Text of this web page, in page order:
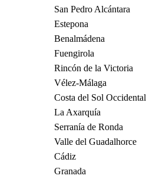
San Pedro Alcántara
Estepona
Benalmádena
Fuengirola
Rincón de la Victoria
Vélez-Málaga
Costa del Sol Occidental
La Axarquía
Serranía de Ronda
Valle del Guadalhorce
Cádiz
Granada